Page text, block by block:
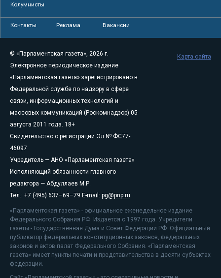
Колумнисты
Контакты Реклама Вакансии
© «Парламентская газета», 2026 г.
Электронное периодическое издание
«Парламентская газета» зарегистрировано в
Федеральной службе по надзору в сфере
связи, информационных технологий и
массовых коммуникаций (Роскомнадзор) 05
августа 2011 года. 18+
Свидетельство о регистрации Эл № ФС77-
46097
Учредитель — АНО «Парламентская газета»
Исполняющий обязанности главного
редактора — Абдуллаев М.Р.
Тел.: +7 (495) 637–69–79 E-mail: pg@pnp.ru
«Парламентская газета» - официальное еженедельное издание
Федерального Собрания РФ. Издается с 1997 года. Учредители
газеты - Государственная Дума и Совет Федерации РФ. Официальный
публикатор федеральных конституционных законов, федеральных
законов и актов палат Федерального Собрания. «Парламентская
газета» имеет пункты печати и представительства в десяти субъектах
федерации.
Карта сайта